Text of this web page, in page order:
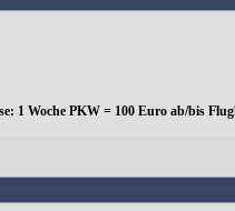
1 Woche PKW = 100 Euro ab/bis